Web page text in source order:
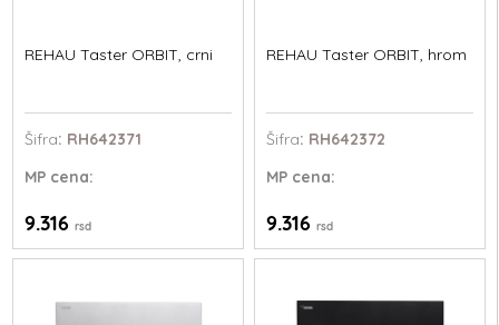
REHAU Taster ORBIT, crni
Šifra: RH642371
MP cena:
9.316rsd
REHAU Taster ORBIT, hrom
Šifra: RH642372
MPcena:
9.316 rsd